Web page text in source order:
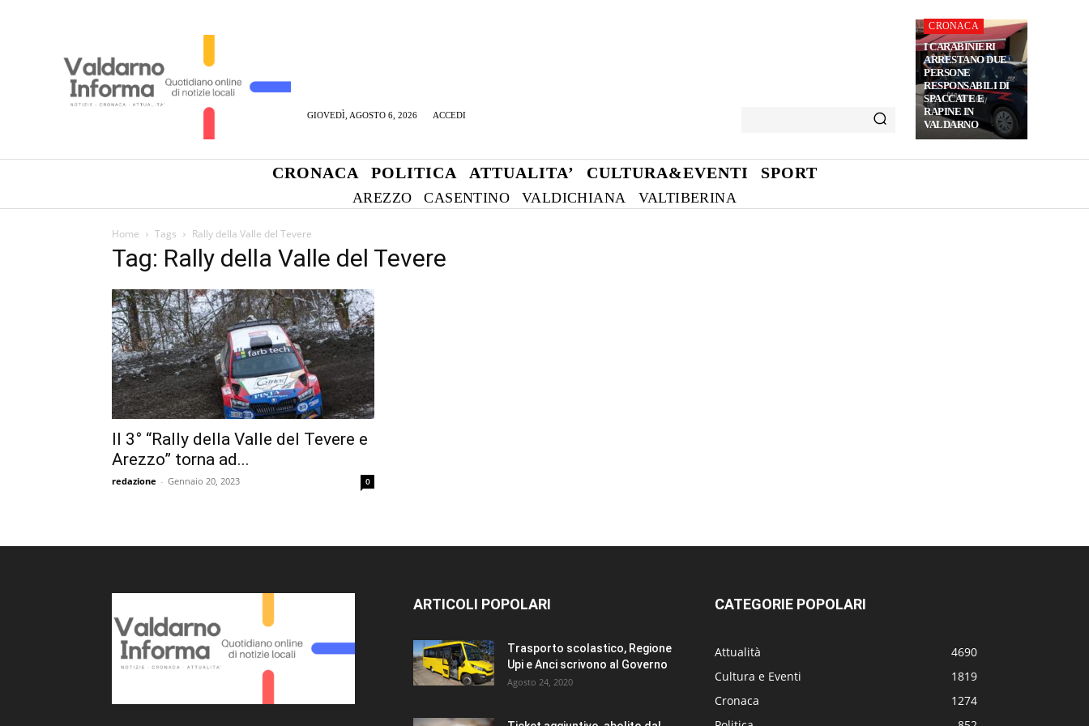
GIOVEDÌ, AGOSTO 6, 2026 ACCEDI
CRONACA
I CARABINIERI
ARRESTANO DUE
PERSONE
RESPONSABILI DI
SPACCATE E
RAPINE IN
VALDARNO
CRONACA POLITICA ATTUALITA’ CULTURA&EVENTI SPORT
AREZZO CASENTINO VALDICHIANA VALTIBERINA
Home Tags Rally della Valle del Tevere
Tag: Rally della Valle del Tevere
Il 3° “Rally della Valle del Tevere e
Arezzo” torna ad...
redazione - Gennaio 20, 2023 0
ARTICOLI POPOLARI
Trasporto scolastico, Regione
Upi e Anci scrivono al Governo
Agosto 24, 2020
CATEGORIE POPOLARI
Attualità
4690
Cultura e Eventi
1819
Cronaca
1274